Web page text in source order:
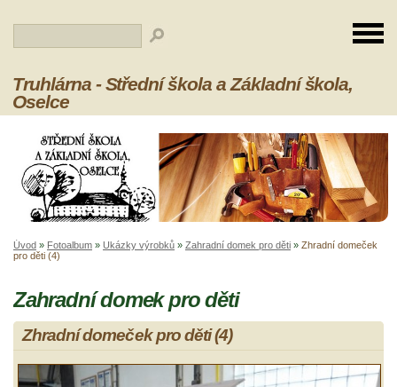
Truhlárna - Střední škola a Základní škola,
Oselce
Úvod » Fotoalbum » Ukázky výrobků » Zahradní domek pro děti » Zhradní domeček
pro děti (4)
Zahradní domek pro děti
Zhradní domeček pro děti (4)